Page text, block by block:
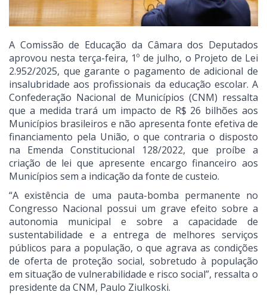
A Comissão de Educação da Câmara dos Deputados
aprovou nesta terça-feira, 1º de julho, o Projeto de Lei
2.952/2025, que garante o pagamento de adicional de
insalubridade aos profissionais da educação escolar. A
Confederação Nacional de Municípios (CNM) ressalta
que a medida trará um impacto de R$ 26 bilhões aos
Municípios brasileiros e não apresenta fonte efetiva de
financiamento pela União, o que contraria o disposto
na Emenda Constitucional 128/2022, que proíbe a
criação de lei que apresente encargo financeiro aos
Municípios sem a indicação da fonte de custeio.
“A existência de uma pauta-bomba permanente no
Congresso Nacional possui um grave efeito sobre a
autonomia municipal e sobre a capacidade de
sustentabilidade e a entrega de melhores serviços
públicos para a população, o que agrava as condições
de oferta de proteção social, sobretudo à população
em situação de vulnerabilidade e risco social”, ressalta o
presidente da CNM, Paulo Ziulkoski.